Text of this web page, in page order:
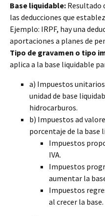
Base liquidable: Resultado
las deducciones que
Ejemplo: IRPF, hay una
aportaciones a planes de
Tipo de gravamen o tipo
aplica a la base liquidable
a) Impuestos
unidad de base
hidrocarburos.
b) Impuestos ad
porcentaje de la base
Impuestos
IVA.
Impuestos
aumentar la
Impuestos
al crecer la base.